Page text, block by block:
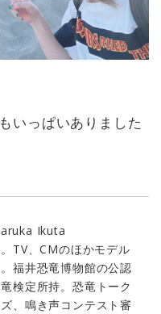
いっぱいありました
Ikuta
TV、CMのほかモデル
福井恐竜博物館の公認
検定所持。恐竜トーク
、鳴き声コンテスト審